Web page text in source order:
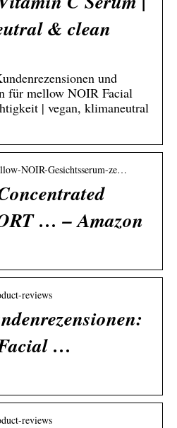
& clean
und
für mellow NOIR Facial
| vegan, klimaneutral
NOIR-Gesichtsserum-ze…
… – Amazon
reviews
…
reviews